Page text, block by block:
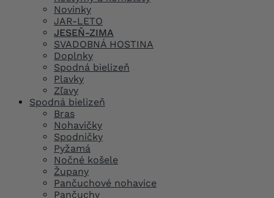
Novinky
JAR-LETO
JESEŇ-ZIMA
SVADOBNÁ HOSTINA
Doplnky
Spodná bielizeň
Plavky
Zľavy
Spodná bielizeň
Bras
Nohavičky
Spodničky
Pyžamá
Nočné košele
Župany
Pančuchové nohavice
Pančuchy